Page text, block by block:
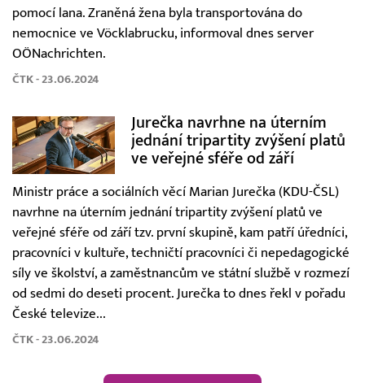
pomocí lana. Zraněná žena byla transportována do
nemocnice ve Vöcklabrucku, informoval dnes server
OÖNachrichten.
ČTK - 23.06.2024
Jurečka navrhne na úterním
jednání tripartity zvýšení platů
ve veřejné sféře od září
Ministr práce a sociálních věcí Marian Jurečka (KDU-ČSL)
navrhne na úterním jednání tripartity zvýšení platů ve
veřejné sféře od září tzv. první skupině, kam patří úředníci,
pracovníci v kultuře, techničtí pracovníci či nepedagogické
síly ve školství, a zaměstnancům ve státní službě v rozmezí
od sedmi do deseti procent. Jurečka to dnes řekl v pořadu
České televize...
ČTK - 23.06.2024